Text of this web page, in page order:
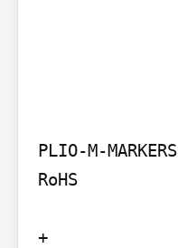
PLIO-M-MARKERS
RoHS
+